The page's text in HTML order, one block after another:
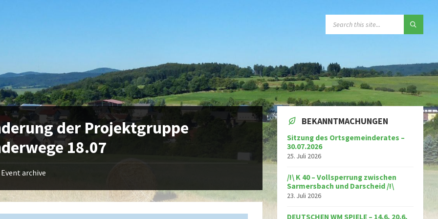
der Projektgruppe
18.07
Event archive
BEKANNTMACHUNGEN
Sitzung des Ortsgemeinderates –
30.07.2026
25. Juli 2026
/!\ K 40 – Vollsperrung zwischen
Sarmersbach und Darscheid /!\
23. Juli 2026
DEUTSCHEN WM SPIELE – 14.6, 20.6,